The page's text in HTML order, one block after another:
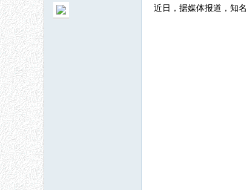
近日，据媒体报道，知名